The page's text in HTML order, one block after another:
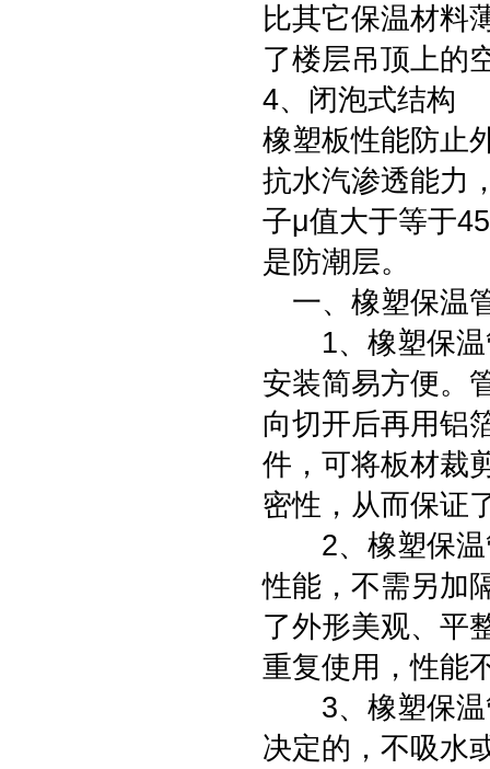
比其它保温材料
了楼层吊顶上的
4、闭泡式结构
橡塑板性能防止
抗水汽渗透能力
子μ值大于等于
是防潮层。
一、橡塑保温
1、橡塑保温
安装简易方便。
向切开后再用铝
件，可将板材裁
密性，从而保证
2、橡塑保温
性能，不需另加
了外形美观、平
重复使用，性能
3、橡塑保温
决定的，不吸水